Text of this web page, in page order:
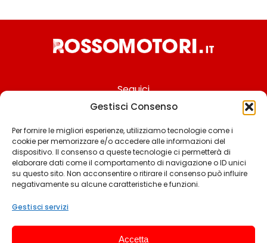
Gestisci Consenso
Per fornire le migliori esperienze, utilizziamo tecnologie come i
cookie per memorizzare e/o accedere alle informazioni del
dispositivo. Il consenso a queste tecnologie ci permetterà di
elaborare dati come il comportamento di navigazione o ID unici
su questo sito. Non acconsentire o ritirare il consenso può influire
negativamente su alcune caratteristiche e funzioni.
Gestisci servizi
Accetta
Seguici
Chi siamo
Contattaci
Termini & Condizioni
Privacy policy